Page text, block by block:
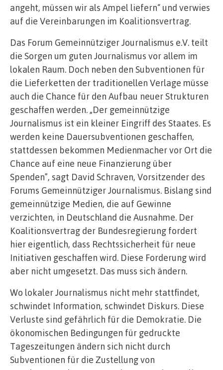
angeht, müssen wir als Ampel liefern“ und verwies
auf die Vereinbarungen im Koalitionsvertrag.
Das Forum Gemeinnütziger Journalismus e.V. teilt
die Sorgen um guten Journalismus vor allem im
lokalen Raum. Doch neben den Subventionen für
die Lieferketten der traditionellen Verlage müsse
auch die Chance für den Aufbau neuer Strukturen
geschaffen werden. „Der gemeinnützige
Journalismus ist ein kleiner Eingriff des Staates. Es
werden keine Dauersubventionen geschaffen,
stattdessen bekommen Medienmacher vor Ort die
Chance auf eine neue Finanzierung über
Spenden”, sagt David Schraven, Vorsitzender des
Forums Gemeinnütziger Journalismus. Bislang sind
gemeinnützige Medien, die auf Gewinne
verzichten, in Deutschland die Ausnahme. Der
Koalitionsvertrag der Bundesregierung fordert
hier eigentlich, dass Rechtssicherheit für neue
Initiativen geschaffen wird. Diese Forderung wird
aber nicht umgesetzt. Das muss sich ändern.
Wo lokaler Journalismus nicht mehr stattfindet,
schwindet Information, schwindet Diskurs. Diese
Verluste sind gefährlich für die Demokratie. Die
ökonomischen Bedingungen für gedruckte
Tageszeitungen ändern sich nicht durch
Subventionen für die Zustellung von